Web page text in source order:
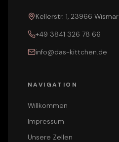
Kellerstr. 1, 23966 Wismar
+49 3841 326 78 66
info@das-kittchen.de
NAVIGATION
Willkommen
Impressum
Unsere Zellen